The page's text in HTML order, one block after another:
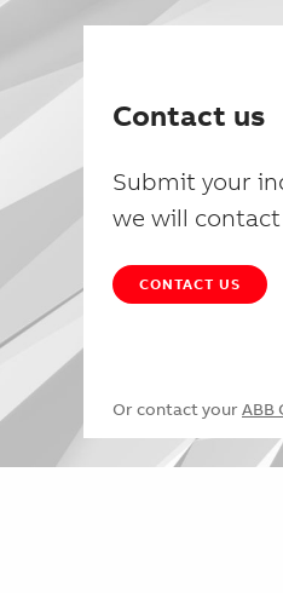
Contact us
Submit your
we will contact
CONTACT US
Or contact your ABB